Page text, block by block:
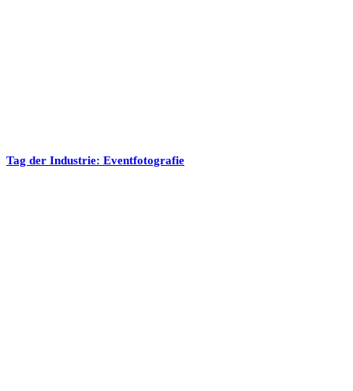
Tag der Industrie: Eventfotografie